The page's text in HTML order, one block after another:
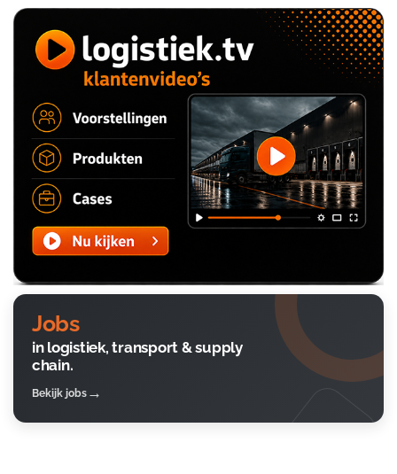
Jobs
in logistiek, transport & supply
chain.
Bekijk jobs